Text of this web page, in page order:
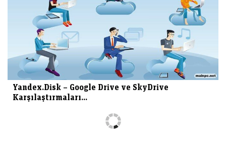
Yandex.Disk – Google Drive ve SkyDrive
Karşılaştırmaları...